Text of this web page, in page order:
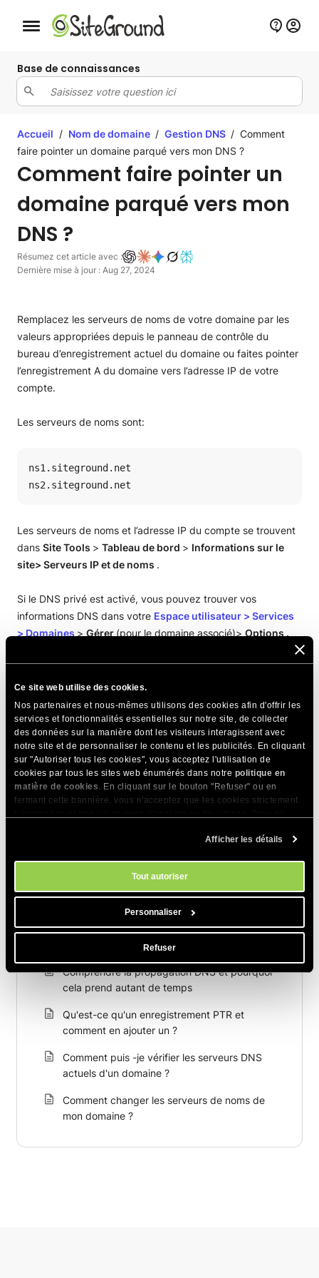
Ce site web utilise des cookies.
Nos partenaires et nous-mêmes utilisons des cookies afin d'offrir les
services et fonctionnalités essentielles sur notre site, de collecter
des données sur la manière dont les visiteurs interagissent avec
notre site et de personnaliser le contenu et les publicités. En cliquant
sur "Autoriser tous les cookies", vous acceptez l'utilisation de
cookies par tous les sites web énumérés dans notre politique en
matière de cookies . En cliquant sur le bouton "Refuser" ou en
fermant cette bannière, vous n'acceptez que les cookies strictement
. Vous pouvez gérer vos préférences
Afficher les détails
Tout autoriser
Personnaliser
Refuser
Bouton de navigation mobile
Base de connaissances
Accueil / Nom de domaine / Gestion DNS / Comment
faire pointer un domaine parqué vers mon DNS ?
Comment faire pointer un
domaine parqué vers mon
DNS ?
Résumez cet article avec :
Dernière mise à jour : Aug 27, 2024
Remplacez les serveurs de noms de votre domaine par les
valeurs appropriées depuis le panneau de contrôle du
bureau d’enregistrement actuel du domaine ou faites pointer
l’enregistrement A du domaine vers l’adresse IP de votre
compte.
Les serveurs de noms sont:
ns1.siteground.net
ns2.siteground.net
Les serveurs de noms et l’adresse IP du compte se trouvent
dans Site Tools > Tableau de bord > Informations sur le
site> Serveurs IP et de noms .
Si le DNS privé est activé, vous pouvez trouver vos
informations DNS dans votre Espace utilisateur > Services
> Domaines > Gérer (pour le domaine associé)> Options .
Vous pouvez également consulter notre guide vidéo sur la
façon de faire pointer votre domaine vers SiteGround :
PARTAGER CET ARTICLE
Articles Connexes
comment le configurer ?
Qu'est-ce qu'un enregistrement DNS SOA et
puis-je le modifier ?
Comprendre la propagation DNS et pourquoi
cela prend autant de temps
Qu'est-ce qu'un enregistrement PTR et
comment en ajouter un ?
Comment puis -je vérifier les serveurs DNS
actuels d'un domaine ?
Comment changer les serveurs de noms de
mon domaine ?